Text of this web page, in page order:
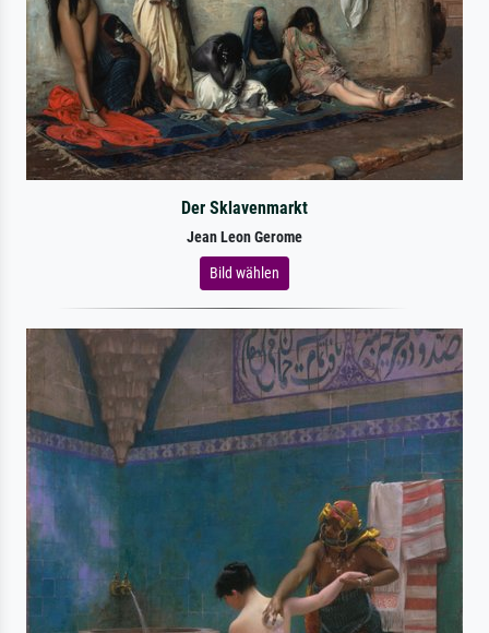
Der Sklavenmarkt
Jean Leon Gerome
Bild wählen